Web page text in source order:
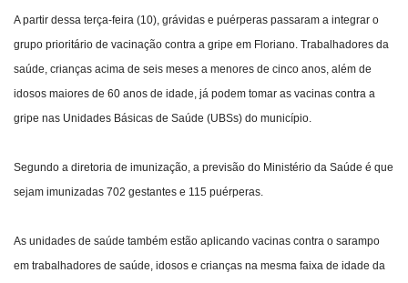
A partir dessa terça-feira (10), grávidas e puérperas passaram a integrar o
grupo prioritário de vacinação contra a gripe em Floriano. Trabalhadores da
saúde, crianças acima de seis meses a menores de cinco anos, além de
idosos maiores de 60 anos de idade, já podem tomar as vacinas contra a
gripe nas Unidades Básicas de Saúde (UBSs) do município.
Segundo a diretoria de imunização, a previsão do Ministério da Saúde é que
sejam imunizadas 702 gestantes e 115 puérperas.
As unidades de saúde também estão aplicando vacinas contra o sarampo
em trabalhadores de saúde, idosos e crianças na mesma faixa de idade da